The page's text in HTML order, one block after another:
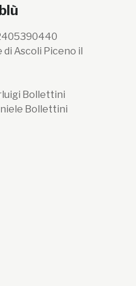
Ascoli Piceno il
Bollettini
Bollettini